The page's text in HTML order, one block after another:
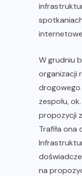
W grudniu
organizacji
drogowego
zespołu,
propozycji
Trafiła
na